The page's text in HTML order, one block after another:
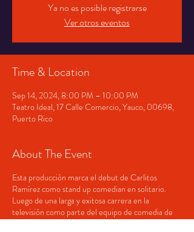
Ya no es posible registrarse
Ver otros eventos
Time & Location
Sep 14, 2024, 8:00 PM – 10:00 PM
Teatro Ideal, 17 Calle Comercio, Yauco, 00698,
Puerto Rico
About The Event
Esta producción marca el debut de Carlitos
Ramírez como stand up comedian en solitario.
Luego de una larga y exitosa carrera en la
televisión como parte del equipo de comedia de